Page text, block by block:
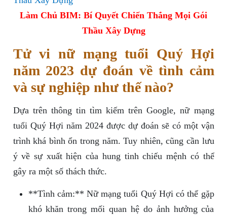
Làm Chủ BIM: Bí Quyết Chiến Thắng Mọi Gói
Thầu Xây Dựng
Tử vi nữ mạng tuổi Quý Hợi
năm 2023 dự đoán về tình cảm
và sự nghiệp như thế nào?
Dựa trên thông tin tìm kiếm trên Google, nữ mạng
tuổi Quý Hợi năm 2024 được dự đoán sẽ có một vận
trình khá bình ổn trong năm. Tuy nhiên, cũng cần lưu
ý về sự xuất hiện của hung tinh chiếu mệnh có thể
gây ra một số thách thức.
**Tình cảm:** Nữ mạng tuổi Quý Hợi có thể gặp
khó khăn trong mối quan hệ do ảnh hưởng của